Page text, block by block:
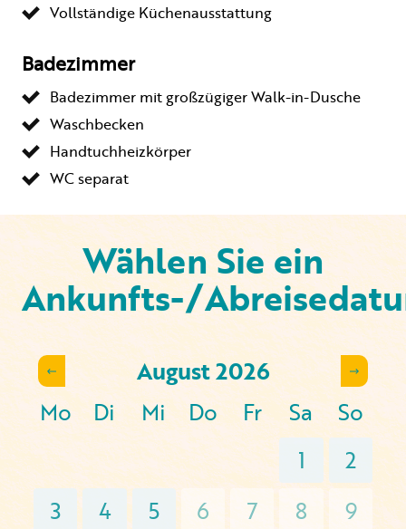
Vollständige Küchenausstattung
Badezimmer
Badezimmer mit großzügiger Walk-in-Dusche
Waschbecken
Handtuchheizkörper
WC separat
Wählen Sie ein
Ankunfts-/
August2026
Mo Di Mi Do Fr Sa
So
1
2
3
4 5 6 7 8
9